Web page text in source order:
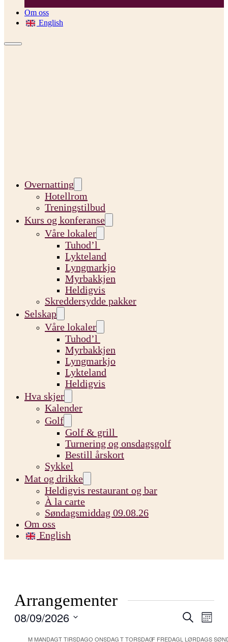
Om oss
English
Overnatting
Hotellrom
Treningstilbud
Kurs og konferanse
Våre lokaler
Tuhod’l
Lykteland
Lyngmarkjo
Myrbakkjen
Heldigvis
Skreddersydde pakker
Selskap
Våre lokaler
Tuhod’l
Myrbakkjen
Lyngmarkjo
Lykteland
Heldigvis
Hva skjer
Kalender
Golf
Golf & grill
Turnering og onsdagsgolf
Bestill årskort
Sykkel
Mat og drikke
Heldigvis restaurant og bar
À la carte
Søndagsmiddag 09.08.26
Om oss
English
Arrangementer
Søk
Måned
08/09/2026
dato.MMANDAGTTIRSDAGOONSDAG TTORSDAGF FREDAGL LØRDAGS